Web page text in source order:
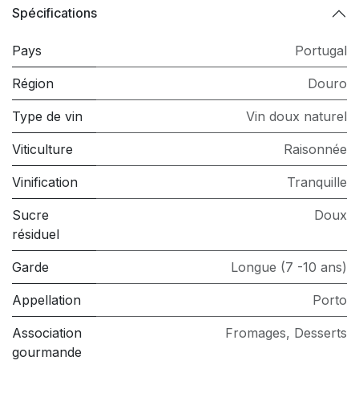
Spécifications
Pays Portugal
Région Douro
Type de vin Vin doux naturel
Viticulture Raisonnée
Vinification Tranquille
Sucre
résiduel
Doux
Garde Longue (7 -10 ans)
Appellation Porto
Association
gourmande
Fromages, Desserts